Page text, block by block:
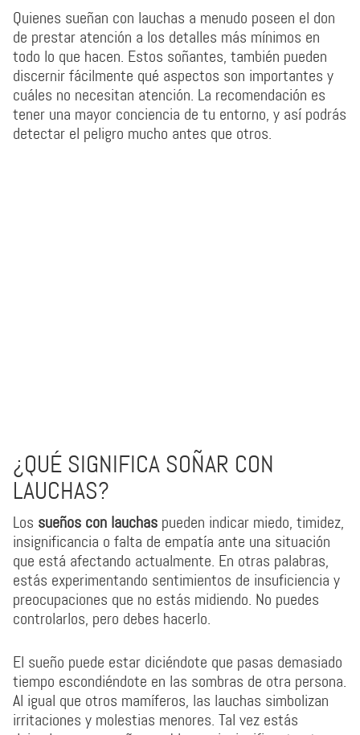
Quienes sueñan con lauchas a menudo poseen el don
de prestar atención a los detalles más mínimos en
todo lo que hacen. Estos soñantes, también pueden
discernir fácilmente qué aspectos son importantes y
cuáles no necesitan atención. La recomendación es
tener una mayor conciencia de tu entorno, y así podrás
detectar el peligro mucho antes que otros.
¿QUÉ SIGNIFICA SOÑAR CON
LAUCHAS?
Los sueños con lauchas pueden indicar miedo, timidez,
insignificancia o falta de empatía ante una situación
que está afectando actualmente. En otras palabras,
estás experimentando sentimientos de insuficiencia y
preocupaciones que no estás midiendo. No puedes
controlarlos, pero debes hacerlo.
El sueño puede estar diciéndote que pasas demasiado
tiempo escondiéndote en las sombras de otra persona.
Al igual que otros mamíferos, las lauchas simbolizan
irritaciones y molestias menores. Tal vez estás